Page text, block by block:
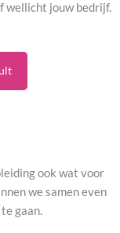
wellicht jouw bedrijf.
ook wat voor
we samen even
gaan.